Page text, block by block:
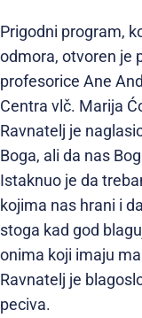
Prigodni program,
odmora, otvoren je
profesorice Ane
Centra vlč. Marija
Ravnatelj je
Boga, ali da nas
Istaknuo je da
kojima nas hrani i
stoga kad god
onima koji imaju
Ravnatelj je
peciva.